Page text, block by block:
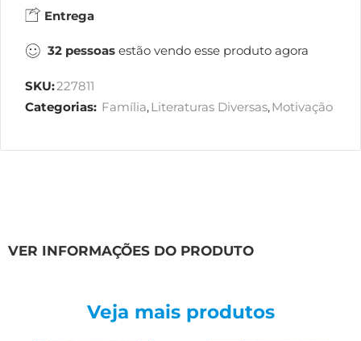
Entrega
32 pessoas estão vendo esse produto agora
SKU:227811
Categorias: Família,Literaturas Diversas,Motivação
VER INFORMAÇÕES DO PRODUTO
Veja mais produtos